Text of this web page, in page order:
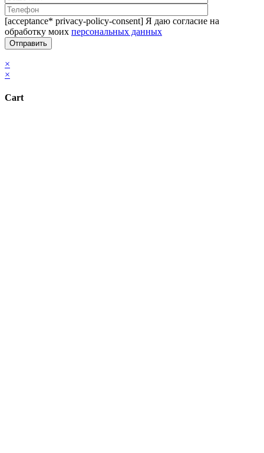
[acceptance* privacy-policy-consent] Я даю согласие на
обработку моих персональных данных
×
×
Cart